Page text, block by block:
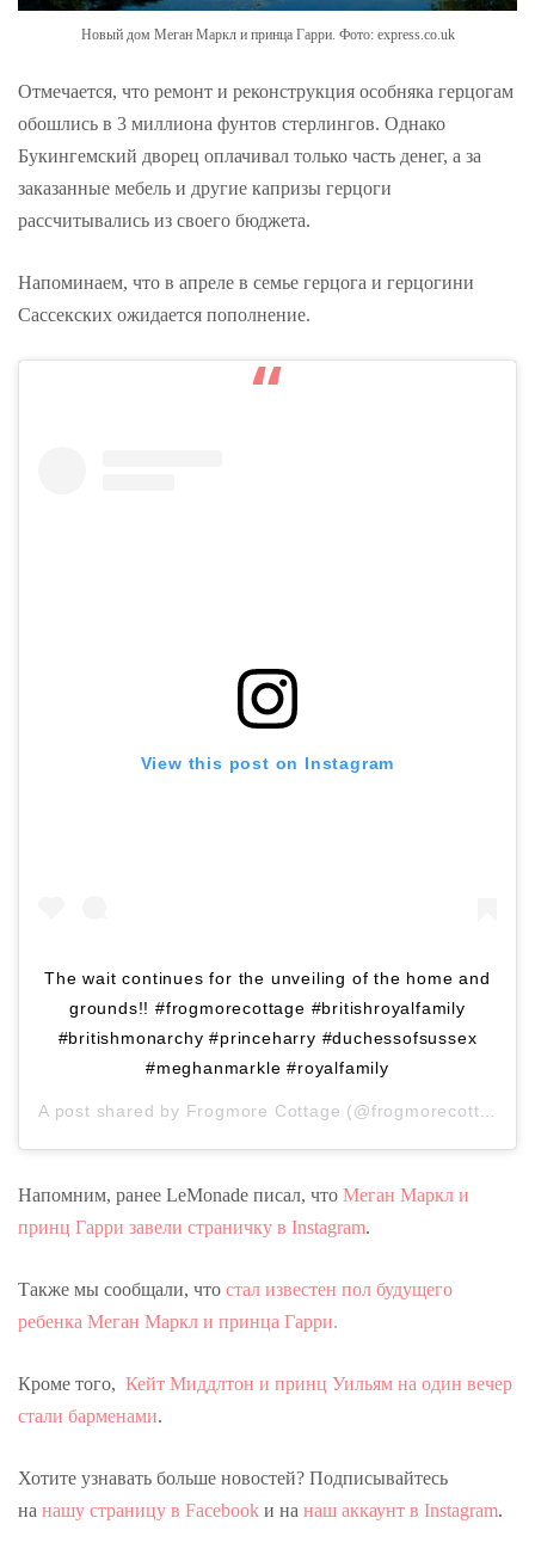
Новый дом Меган Маркл и принца Гарри. Фото: express.co.uk
Отмечается, что ремонт и реконструкция особняка герцогам
обошлись в 3 миллиона фунтов стерлингов. Однако
Букингемский дворец оплачивал только часть денег, а за
заказанные мебель и другие капризы герцоги
рассчитывались из своего бюджета.
Напоминаем, что в апреле в семье герцога и герцогини
Сассекских ожидается пополнение.
View this post on Instagram
The wait continues for the unveiling of the home and
grounds!! #frogmorecottage #britishroyalfamily
#britishmonarchy #princeharry #duchessofsussex
#meghanmarkle #royalfamily
A post shared by Frogmore Cottage (@frogmorecottageuk) on
Напомним, ранее LeMonade писал, что Меган Маркл и
принц Гарри завели страничку в Instagram.
Также мы сообщали, что стал известен пол будущего
ребенка Меган Маркл и принца Гарри.
Кроме того, Кейт Миддлтон и принц Уильям на один вечер
стали барменами.
Хотите узнавать больше новостей? Подписывайтесь
на нашу страницу в Facebook и на наш аккаунт в Instagram.